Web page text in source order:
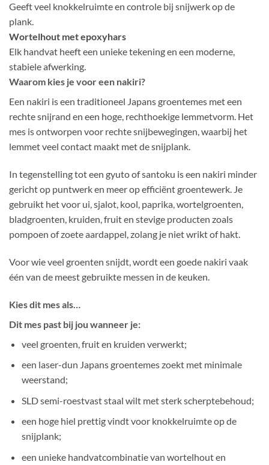
Geeft veel knokkelruimte en controle bij snijwerk op de
plank.
Wortelhout met epoxyhars
Elk handvat heeft een unieke tekening en een moderne,
stabiele afwerking.
Waarom kies je voor een nakiri?
Een nakiri is een traditioneel Japans groentemes met een
rechte snijrand en een hoge, rechthoekige lemmetvorm. Het
mes is ontworpen voor rechte snijbewegingen, waarbij het
lemmet veel contact maakt met de snijplank.
In tegenstelling tot een gyuto of santoku is een nakiri minder
gericht op puntwerk en meer op efficiënt groentewerk. Je
gebruikt het voor ui, sjalot, kool, paprika, wortelgroenten,
bladgroenten, kruiden, fruit en stevige producten zoals
pompoen of zoete aardappel, zolang je niet wrikt of hakt.
Voor wie veel groenten snijdt, wordt een goede nakiri vaak
één van de meest gebruikte messen in de keuken.
Kies dit mes als…
Dit mes past bij jou wanneer je:
veel groenten, fruit en kruiden verwerkt;
een laser-dun Japans groentemes zoekt met minimale
weerstand;
SLD semi-roestvast staal wilt met sterk scherptebehoud;
een hoge hiel prettig vindt voor knokkelruimte op de
snijplank;
een unieke handvatcombinatie van wortelhout en